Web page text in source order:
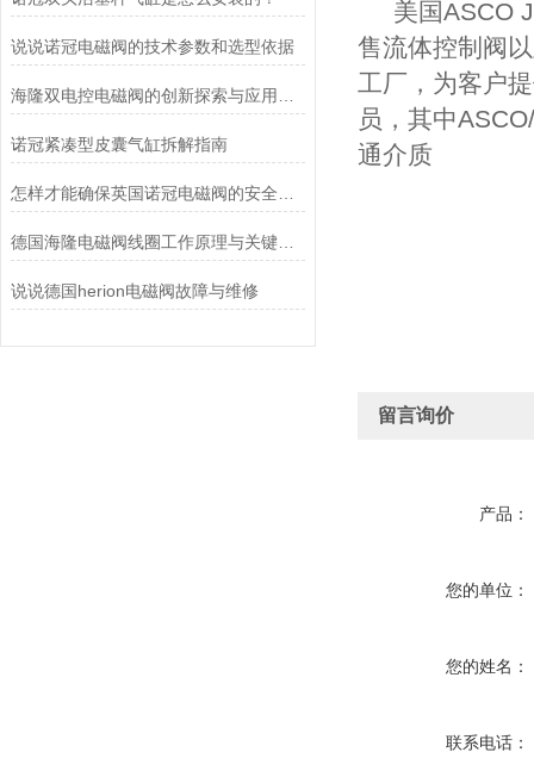
说说诺冠电磁阀的技术参数和选型依据
诺冠紧凑型皮囊气缸拆解指南
德国海隆电磁阀线圈工作原理与关键作用
说说德国herion电磁阀故障与维修
美国ASCO
售流体控制阀
工厂，为客户
员，其中
通介质
留言询价
产品：
您的单位：
您的姓名：
联系电话：